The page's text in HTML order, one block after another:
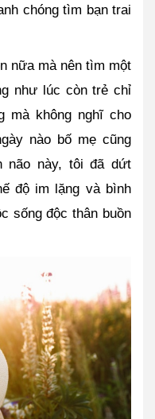
chóng tìm bạn trai
nữa mà nên tìm một
như lúc còn trẻ chỉ
mà không nghĩ cho
nào bố mẹ cũng
não này, tôi đã dứt
độ im lặng và bình
sống độc thân buồn